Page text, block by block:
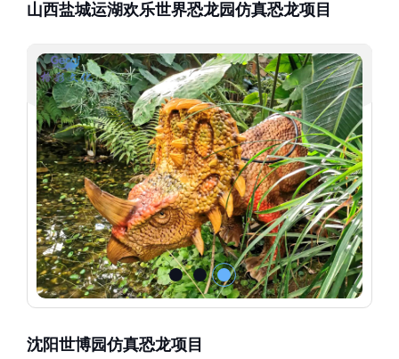
山西盐城运湖欢乐世界恐龙园仿真恐龙项目
沈阳世博园仿真恐龙项目